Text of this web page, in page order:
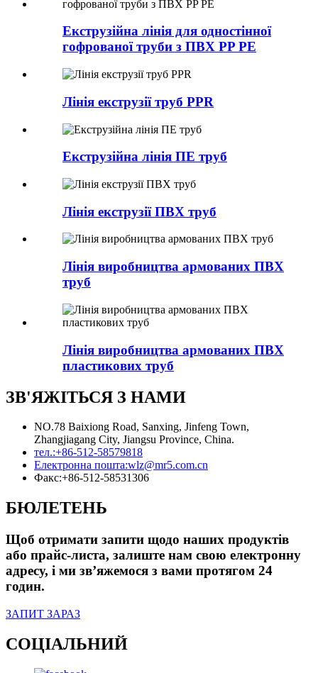
Екструзійна лінія для одностінної
гофрованої труби з ПВХ PP PE
Лінія екструзії труб PPR
Екструзійна лінія ПЕ труб
Лінія екструзії ПВХ труб
Лінія виробництва армованих ПВХ
труб
Лінія виробництва армованих ПВХ
пластикових труб
ЗВ'ЯЖІТЬСЯ З НАМИ
NO.78 Baixiong Road, Sanxing, Jinfeng Town,
Zhangjiagang City, Jiangsu Province, China.
тел.:+86-512-58579818
Електронна пошта:wlz@mr5.com.cn
Факс:+86-512-58531306
БЮЛЕТЕНЬ
Щоб отримати запити щодо наших продуктів
або прайс-листа, залиште нам свою електронну
адресу, і ми зв’яжемося з вами протягом 24
годин.
ЗАПИТ ЗАРАЗ
СОЦІАЛЬНИЙ